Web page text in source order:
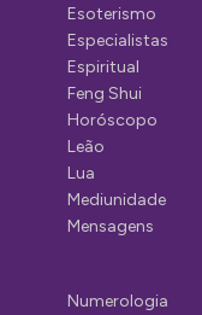
Esoterismo
Especialistas
Espiritual
Feng Shui
Horóscopo
Leão
Lua
Mediunidade
Mensagens
Numerologia